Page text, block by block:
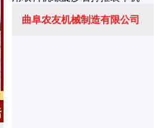
曲阜农友机械制造有限公司